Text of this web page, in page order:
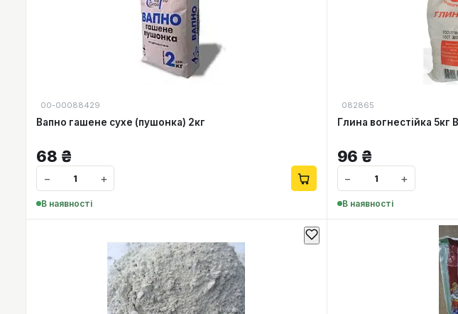
00-00088429
Вапно гашене сухе (пушонка) 2кг
68 ₴
− +
В наявності
082865
Глина
96 ₴
− +
В наявності